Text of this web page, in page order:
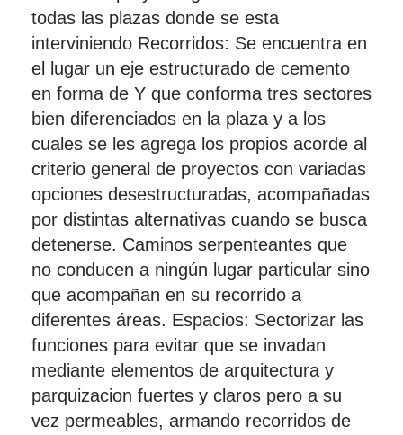
todas las plazas donde se esta
interviniendo Recorridos: Se encuentra en
el lugar un eje estructurado de cemento
en forma de Y que conforma tres sectores
bien diferenciados en la plaza y a los
cuales se les agrega los propios acorde al
criterio general de proyectos con variadas
opciones desestructuradas, acompañadas
por distintas alternativas cuando se busca
detenerse. Caminos serpenteantes que
no conducen a ningún lugar particular sino
que acompañan en su recorrido a
diferentes áreas. Espacios: Sectorizar las
funciones para evitar que se invadan
mediante elementos de arquitectura y
parquizacion fuertes y claros pero a su
vez permeables, armando recorridos de